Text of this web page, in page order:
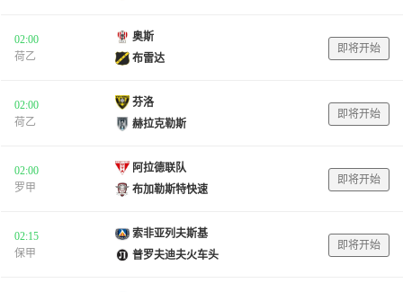
02:00
荷乙
奥斯
布雷达
即将开始
02:00
荷乙
芬洛
赫拉克勒斯
即将开始
02:00
罗甲
阿拉德联队
布加勒斯特快速
即将开始
02:15
保甲
索非亚列夫斯基
普罗夫迪夫火车头
即将开始